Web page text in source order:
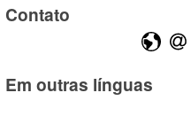
Contato
Em outras línguas